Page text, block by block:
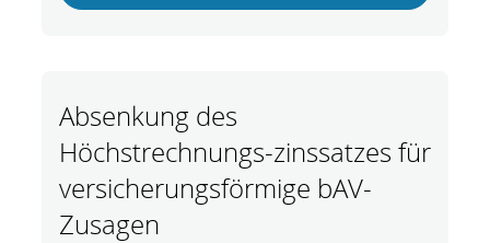
Absenkung des
Höchstrechnungs-zinssatzes für
versicherungsförmige bAV-
Zusagen